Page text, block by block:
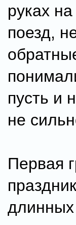
руках
поезд,
пусть и
не
Первая